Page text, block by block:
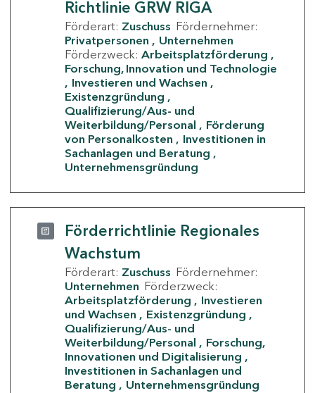
Richtlinie GRW RIGA
Förderart: Zuschuss Fördernehmer:
Privatpersonen
Unternehmen
Förderzweck: Arbeitsplatzförderung
Forschung, Innovation und Technologie
Investieren und Wachsen
Existenzgründung
Qualifizierung/Aus- und
Weiterbildung/Personal
Förderung
von Personalkosten
Investitionen in
Sachanlagen und Beratung
Unternehmensgründung
Förderrichtlinie Regionales
Wachstum
Förderart: Zuschuss Fördernehmer:
Unternehmen Förderzweck:
Arbeitsplatzförderung
Investieren
und Wachsen
Existenzgründung
Qualifizierung/Aus- und
Weiterbildung/Personal
Forschung,
Innovationen und Digitalisierung
Investitionen in Sachanlagen und
Beratung
Unternehmensgründung